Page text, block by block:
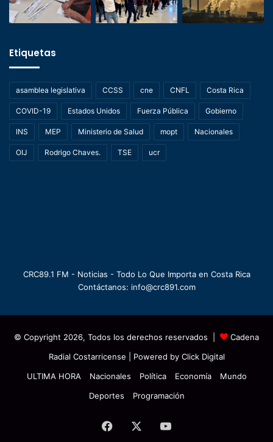
Etiquetas
asamblea legislativa CCSS cne CNFL Costa Rica
COVID-19 Estados Unidos Fuerza Pública Gobierno
INS MEP Ministerio de Salud mopt Nacionales
OIJ Rodrigo Chaves. TSE ucr
CRC89.1 FM - Noticias - Todo Lo Que Importa en Costa Rica
Contáctanos: info@crc891.com
© Copyright 2026, Todos los derechos reservados |
Cadena
Radial Costarricense | Powered by Click Digital
ULTIMA HORA
Nacionales Política Economía
Mundo
Deportes
Programación
Facebook